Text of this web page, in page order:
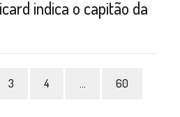
indica o capitão da
3 4 … 60